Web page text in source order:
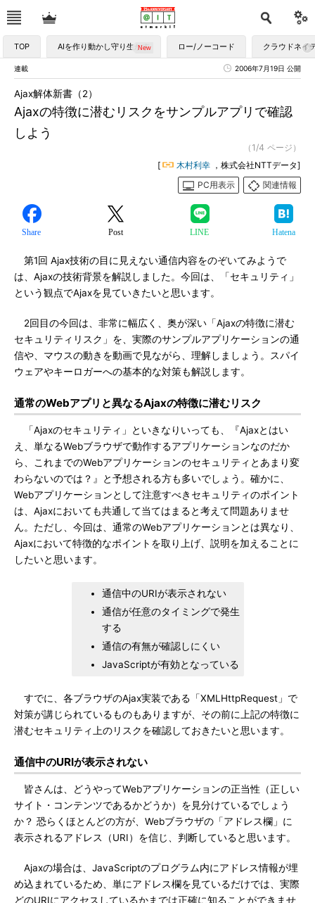
TOP AIを作り動かし守り生かす ロー/ノーコード クラウドネイ
連載 2006年7月19日 公開
Ajaxの特徴に潜むリスクをサンプルアプリで確認
しよう
Ajax解体新書（2）
（1/4 ページ）
[
木村利幸 ，株式会社NTTデータ]
PC用表示
関連情報
Share Post LINE Hatena
第1回 Ajax技術の目に見えない通信内容をのぞいてみようで
は、Ajaxの技術背景を解説しました。今回は、「セキュリティ」
という観点でAjaxを見ていきたいと思います。
2回目の今回は、非常に幅広く、奥が深い「Ajaxの特徴に潜む
セキュリティリスク」を、実際のサンプルアプリケーションの通
信や、マウスの動きを動画で見ながら、理解しましょう。スパイ
ウェアやキーロガーへの基本的な対策も解説します。
通常のWebアプリと異なるAjaxの特徴に潜むリスク
「Ajaxのセキュリティ」といきなりいっても、『Ajaxとはい
え、単なるWebブラウザで動作するアプリケーションなのだか
ら、これまでのWebアプリケーションのセキュリティとあまり変
わらないのでは？』と予想される方も多いでしょう。確かに、
Webアプリケーションとして注意すべきセキュリティのポイント
は、Ajaxにおいても共通して当てはまると考えて問題ありませ
ん。ただし、今回は、通常のWebアプリケーションとは異なり、
Ajaxにおいて特徴的なポイントを取り上げ、説明を加えることに
したいと思います。
通信中のURIが表示されない
通信が任意のタイミングで発生
する
通信の有無が確認しにくい
JavaScriptが有効となっている
すでに、各ブラウザのAjax実装である「XMLHttpRequest」で
対策が講じられているものもありますが、その前に上記の特徴に
潜むセキュリティ上のリスクを確認しておきたいと思います。
通信中のURIが表示されない
皆さんは、どうやってWebアプリケーションの正当性（正しい
サイト・コンテンツであるかどうか）を見分けているでしょう
か？ 恐らくほとんどの方が、Webブラウザの「アドレス欄」に
表示されるアドレス（URI）を信じ、判断していると思います。
Ajaxの場合は、JavaScriptのプログラム内にアドレス情報が埋
め込まれているため、単にアドレス欄を見ているだけでは、実際
どのURIにアクセスしているかまでは正確に知ることができませ